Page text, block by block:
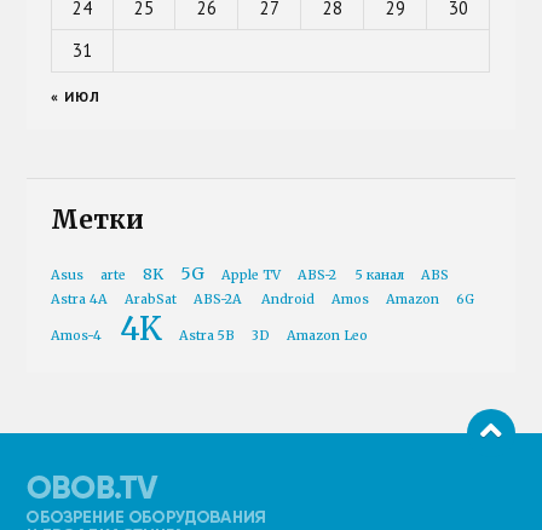
24
25 26 27 28 29
30
31
« ИЮЛ
Метки
Asus arte 8K 5G Apple TV ABS-2 5 канал
ABS
Astra 4A
ArabSat ABS-2A Android Amos Amazon 6G
Amos-4 4K Astra 5B 3D Amazon Leo